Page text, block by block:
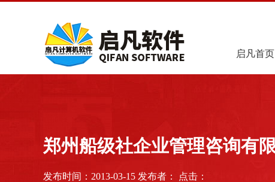
启凡首页
郑州船级社企业管理咨询有
发布时间：2013-03-15 发布者： 点击：